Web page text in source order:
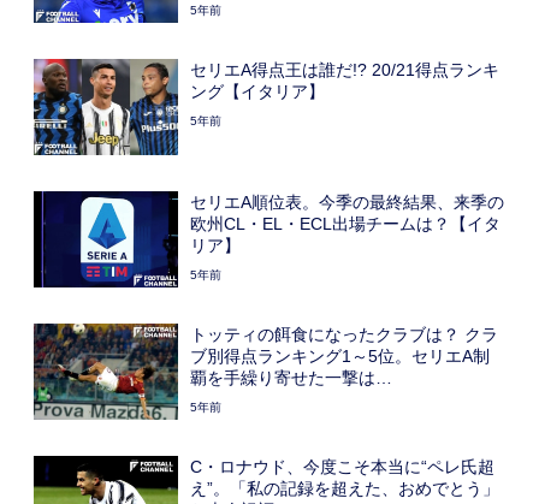
5年前
セリエA得点王は誰だ!? 20/21得点ランキ
ング【イタリア】
5年前
セリエA順位表。今季の最終結果、来季の
欧州CL・EL・ECL出場チームは？【イタ
リア】
5年前
トッティの餌食になったクラブは？ クラ
ブ別得点ランキング1～5位。セリエA制
覇を手繰り寄せた一撃は…
5年前
C・ロナウド、今度こそ本当に“ペレ氏超
え”。「私の記録を超えた、おめでとう」